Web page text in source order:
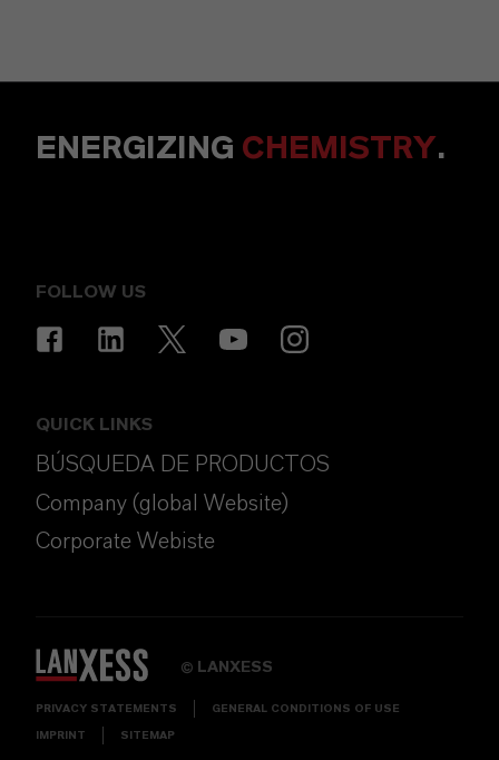
ENERGIZING CHEMISTRY.
FOLLOW US
QUICK LINKS
BÚSQUEDA DE PRODUCTOS
Company (global Website)
Corporate Webiste
© LANXESS
PRIVACY STATEMENTS GENERAL CONDITIONS OF USE
IMPRINT SITEMAP